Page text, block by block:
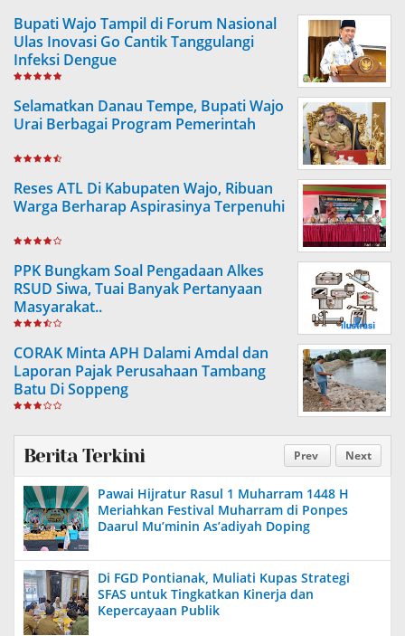
Bupati Wajo Tampil di Forum Nasional
Ulas Inovasi Go Cantik Tanggulangi
Infeksi Dengue
Selamatkan Danau Tempe, Bupati Wajo
Urai Berbagai Program Pemerintah
Reses ATL Di Kabupaten Wajo, Ribuan
Warga Berharap Aspirasinya Terpenuhi
PPK Bungkam Soal Pengadaan Alkes
RSUD Siwa, Tuai Banyak Pertanyaan
Masyarakat..
CORAK Minta APH Dalami Amdal dan
Laporan Pajak Perusahaan Tambang
Batu Di Soppeng
Prev Next
Berita Terkini
Pawai Hijratur Rasul 1 Muharram 1448 H
Meriahkan Festival Muharram di Ponpes
Daarul Mu’minin As’adiyah Doping
Di FGD Pontianak, Muliati Kupas Strategi
SFAS untuk Tingkatkan Kinerja dan
Kepercayaan Publik